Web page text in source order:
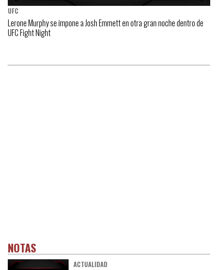
UFC
Lerone Murphy se impone a Josh Emmett en otra gran noche dentro de
UFC Fight Night
NOTAS
ACTUALIDAD